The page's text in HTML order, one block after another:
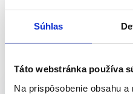
Súhlas
Táto webstránka používa
Na prispôsobenie obsahu
Rotačný zverák,